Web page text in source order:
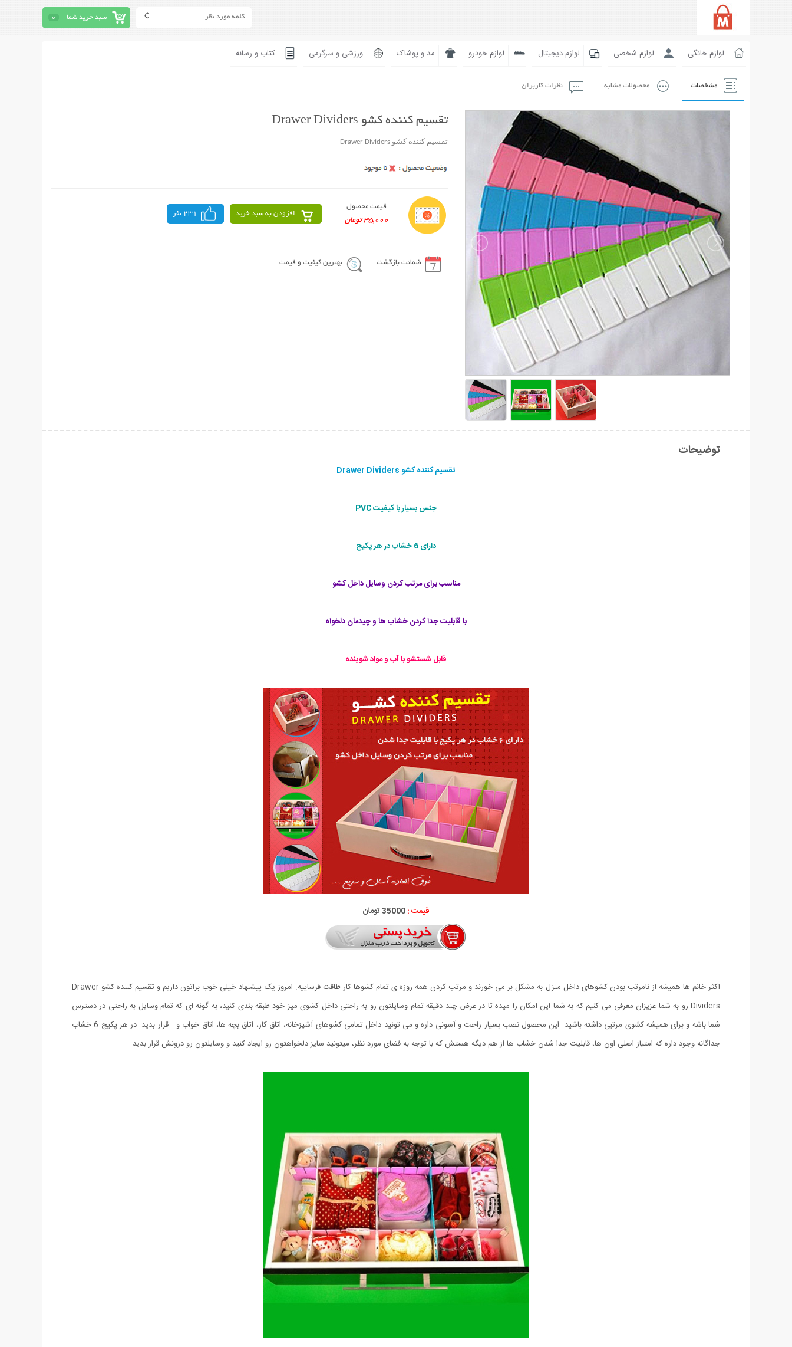
سبد خرید شما 0
لوازم خانگی لوازم شخصی لوازم دیجیتال لوازم خودرو مد و پوشاک ورزشی و سرگرمی کتاب و رسانه
مشخصات محصولات مشابه نظرات کاربران
تقسیم کننده کشو Drawer Dividers
تقسیم کننده کشو Drawer Dividers
قیمت محصول
35,000 تومان
افزودن به سبد خرید 231 نفر
ضمانت بازگشت بهترین کیفیت و قیمت
توضیحات
تقسیم کننده کشو Drawer Dividers
جنس بسیار با کیفیت PVC
دارای 6 خشاب در هر پکیج
مناسب براى مرتب کردن وسایل داخل کشو
با قابلیت جدا کردن خشاب ها و چیدمان دلخواه
قابل شستشو با آب و مواد شوینده
قیمت :35000 تومان
اکثر خانم ها همیشه از نامرتب بودن کشوهای داخل منزل به مشکل بر می خورند و مرتب کردن همه روزه ی تمام کشوها کار طاقت فرساییه. امروز یک پیشنهاد خیلی خوب براتون داریم و تقسیم کننده کشو Drawer
Dividers رو به شما عزیزان معرفی می کنیم که به شما این امکان را میده تا در عرض چند دقیقه تمام وسایلتون رو به راحتی داخل کشوی میز خود طبقه بندی کنید، به گونه ای که تمام وسایل به راحتی در دسترس
شما باشه و برای همیشه کشوی مرتبی داشته باشید. این محصول نصب بسیار راحت و آسونی داره و می تونید داخل تمامی کشوهای آشپزخانه، اتاق کار، اتاق بچه ها، اتاق خواب و… قرار بدید. در هر پکیج 6 خشاب
جداگانه وجود داره که امتیاز اصلی اون ها، قابلیت جدا شدن خشاب ها از هم دیگه هستش که با توجه به فضای مورد نظر، میتونید سایز دلخواهتون رو ایجاد کنید و وسایلتون رو درونش قرار بدید.